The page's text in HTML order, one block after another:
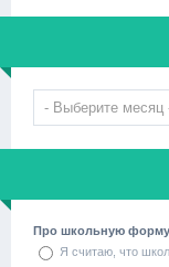
Про школьную
Я считаю, что